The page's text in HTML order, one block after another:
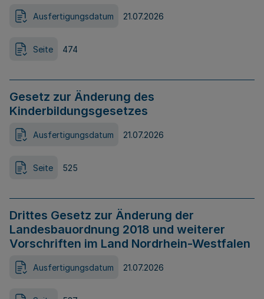
Ausfertigungsdatum 21.07.2026
Seite 474
Gesetz zur Änderung des
Kinderbildungsgesetzes
Ausfertigungsdatum 21.07.2026
Seite 525
Drittes Gesetz zur Änderung der
Landesbauordnung 2018 und weiterer
Vorschriften im Land Nordrhein-Westfalen
Ausfertigungsdatum 21.07.2026